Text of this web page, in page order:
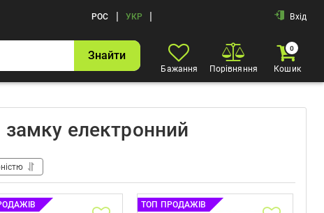
РОС | УКР | Вхід
Знайти
Бажання Порівняння
0
Кошик
замку електронний
ТОП ПРОДАЖІВ